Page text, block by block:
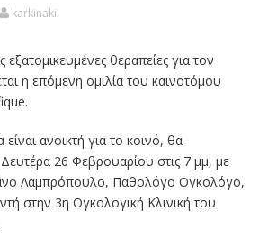
karkinaki
εξατομικευμένες θεραπείες για τον
η επόμενη ομιλία του καινοτόμου
ανοικτή για το κοινό, θα
26 Φεβρουαρίου στις 7 μμ, με
Λαμπρόπουλο, Παθολόγο Ογκολόγο,
στην 3η Ογκολογική Κλινική του